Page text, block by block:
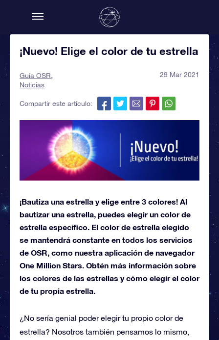
¡Nuevo! Elige el color de tu estrella
Guía OSR
Noticias
29 Mar 2021
Compartir este artículo:
¡Bautiza una estrella y elige entre 3 colores! Al
bautizar una estrella, puedes elegir un color de
estrella específico. El color de estrella elegido
se mantendrá constante en todos los servicios
de OSR, como nuestra aplicación de navegador
One Million Stars. Obtén más información sobre
los colores de las estrellas y cómo elegir el color
de tu propia estrella.
¿No sería genial poder elegir tu propio color de
estrella? Nosotros también pensamos lo mismo,